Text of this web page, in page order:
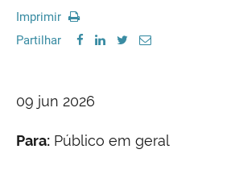
Imprimir
Partilhar
09 jun 2026
Para: Público em geral